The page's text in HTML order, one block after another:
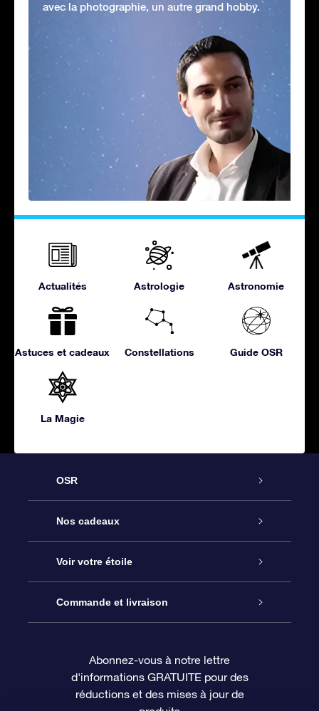
avec la photographie, un autre grand hobby.
Actualités Astrologie Astronomie
Astuces et cadeaux Constellations Guide OSR
La Magie
OSR
Service
À propos de l’OSR
Nous contacter
Questions fréquemment posées
Nos cadeaux
Cadeau d’étoile en ligne
Coffret cadeau OSR
Carte cadeau OSR
Voir votre étoile
Registre des étoiles
Page d’accueil personnalisée
Commande et livraison
Informations de paiement
Abonnez-vous à notre lettre
d'informations GRATUITE pour des
réductions et des mises à jour de